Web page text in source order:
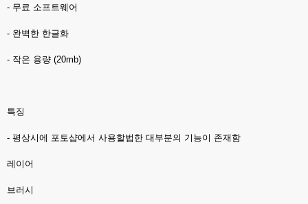
- 무료 소프트웨어
- 완벽한 한글화
- 작은 용량 (20mb)
특징
- 평상시에 포토샵에서 사용할법한 대부분의 기능이 존재함
레이어
브러시